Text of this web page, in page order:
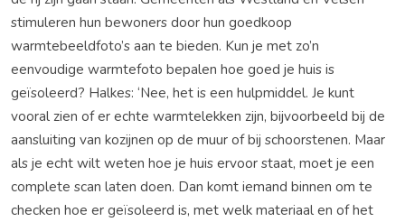
stimuleren hun bewoners door hun goedkoop
warmtebeeldfoto’s aan te bieden. Kun je met zo’n
eenvoudige warmtefoto bepalen hoe goed je huis is
geïsoleerd? Halkes: ‘Nee, het is een hulpmiddel. Je kunt
vooral zien of er echte warmtelekken zijn, bijvoorbeeld bij de
aansluiting van kozijnen op de muur of bij schoorstenen. Maar
als je echt wilt weten hoe je huis ervoor staat, moet je een
complete scan laten doen. Dan komt iemand binnen om te
checken hoe er geïsoleerd is, met welk materiaal en of het